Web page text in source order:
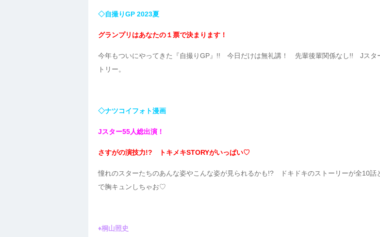
◇自撮りGP 2023夏
グランプリはあなたの１票で決まります！
今年もついにやってきた『自撮りGP』!! 今日だけは無礼講！ 先輩後輩関係なし!! Jスタ
トリー。
◇ナツコイフォト漫画
Jスター55人総出演！
さすがの演技力!? トキメキSTORYがいっぱい♡
憧れのスターたちのあんな姿やこんな姿が見られるかも!? ドキドキのストーリーが全10
で胸キュンしちゃお♡
♦桐山照史